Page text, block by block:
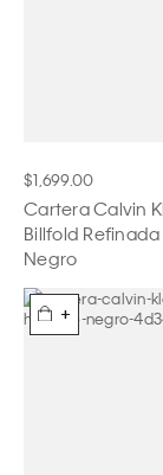
$1,699.00
Cartera Calvin
Billfold
Negro
+